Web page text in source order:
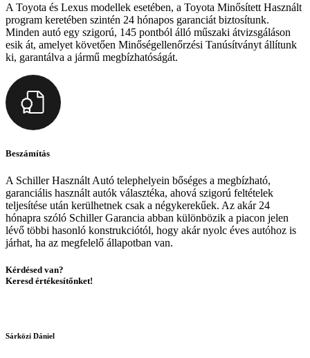
A Toyota és Lexus modellek esetében, a Toyota Minősített Használt
program keretében szintén 24 hónapos garanciát biztosítunk.
Minden autó egy szigorú, 145 pontból álló műszaki átvizsgáláson
esik át, amelyet követően Minőségellenőrzési Tanúsítványt állítunk
ki, garantálva a jármű megbízhatóságát.
Beszámítás
A Schiller Használt Autó telephelyein bőséges a megbízható,
garanciális használt autók választéka, ahová szigorú feltételek
teljesítése után kerülhetnek csak a négykerekűek. Az akár 24
hónapra szóló Schiller Garancia abban különbözik a piacon jelen
lévő többi hasonló konstrukciótól, hogy akár nyolc éves autóhoz is
járhat, ha az megfelelő állapotban van.
Kérdésed van?
Keresd értékesítőnket!
Sárközi Dániel